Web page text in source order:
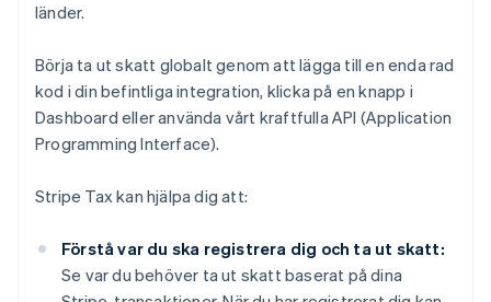
länder.
Börja ta ut skatt globalt genom att lägga till en enda rad
kod i din befintliga integration, klicka på en knapp i
Dashboard eller använda vårt kraftfulla API (Application
Programming Interface).
Stripe Tax kan hjälpa dig att:
Förstå var du ska registrera dig och ta ut skatt:
Se var du behöver ta ut skatt baserat på dina